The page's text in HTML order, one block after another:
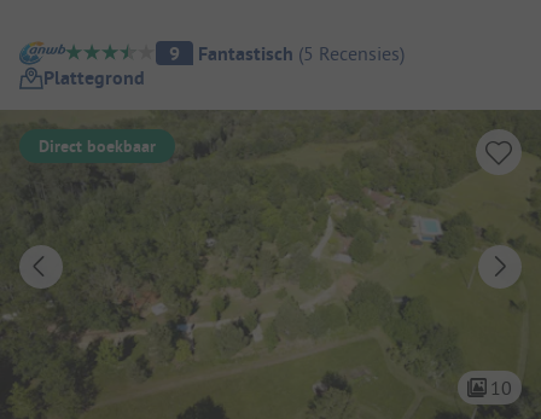
Camping overzicht
9 Fantastisch (5 Recensies)
Plattegrond
Direct boekbaar
10